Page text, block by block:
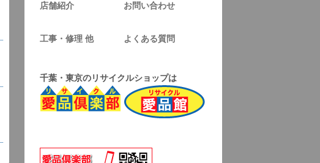
店舗紹介 お問い合わせ
工事・修理 他 よくある質問
千葉・東京のリサイクルショップは